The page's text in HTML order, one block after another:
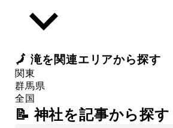
🗾 滝を関連エリアから探す
関東
群馬県
全国
📝 神社を記事から探す